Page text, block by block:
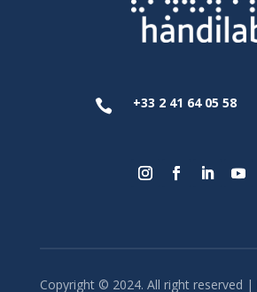
 +33 2 41 64 05 58
Copyright © 2024. All right reserved |